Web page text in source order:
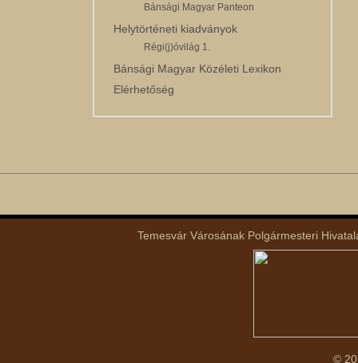
Bánsági Magyar Panteon
Helytörténeti kiadványok
Régi(j)óvilág 1.
Bánsági Magyar Közéleti Lexikon
Elérhetőség
Temesvár Városának Polgármesteri
©